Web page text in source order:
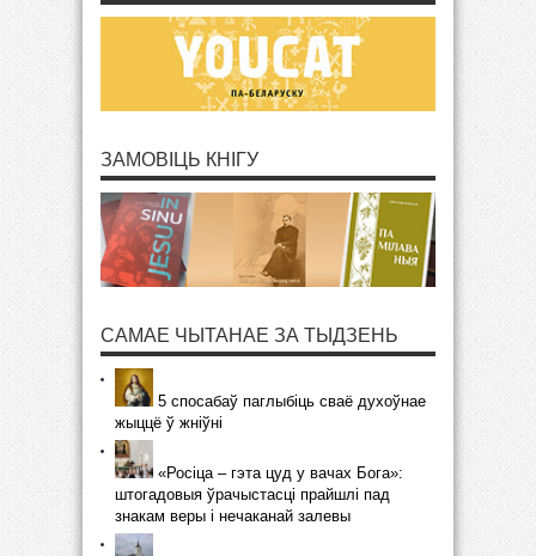
ЗАМОВІЦЬ КНІГУ
САМАЕ ЧЫТАНАЕ ЗА ТЫДЗЕНЬ
5 спосабаў паглыбіць сваё духоўнае
жыццё ў жніўні
«Росіца – гэта цуд у вачах Бога»:
штогадовыя ўрачыстасці прайшлі пад
знакам веры і нечаканай залевы